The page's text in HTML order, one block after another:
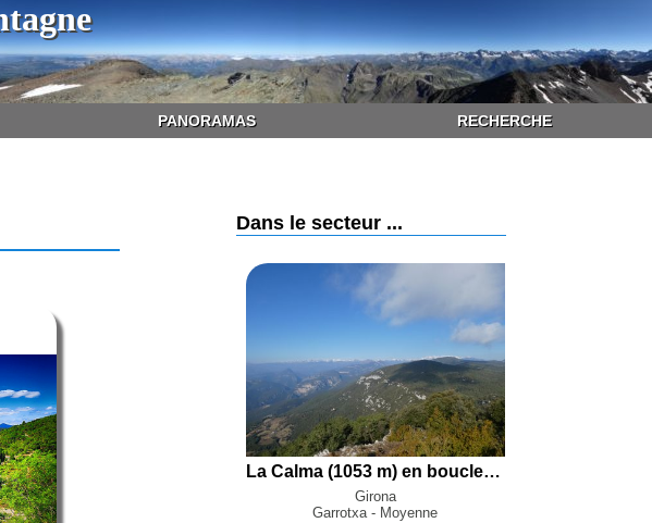
PANORAMAS RECHERCHE
Dans le secteur ...
La Calma (1053 m) en boucle par le Camí dels Valencians, Sant Grau d'Entreperes, l'Oratori Sant Jordi et le Mirador de la Pedrera depuis Tortellà
Girona
Garrotxa - Moyenne